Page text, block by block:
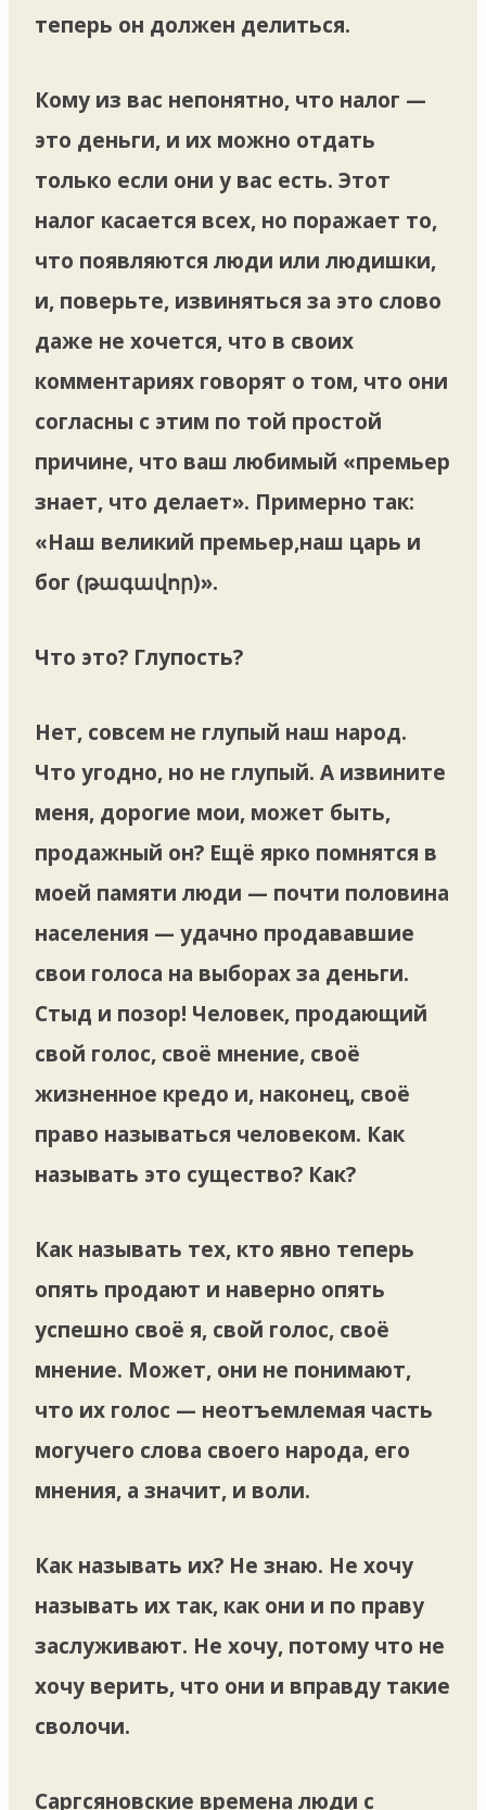
теперь он должен делиться.
Кому из вас непонятно, что налог —
это деньги, и их можно отдать
только если они у вас есть. Этот
налог касается всех, но поражает то,
что появляются люди или людишки,
и, поверьте, извиняться за это слово
даже не хочется, что в своих
комментариях говорят о том, что они
согласны с этим по той простой
причине, что ваш любимый «премьер
знает, что делает». Примерно так:
«Наш великий премьер,наш царь и
бог (թագավոր)».
Что это? Глупость?
Нет, совсем не глупый наш народ.
Что угодно, но не глупый. А извините
меня, дорогие мои, может быть,
продажный он? Ещё ярко помнятся в
моей памяти люди — почти половина
населения — удачно продававшие
свои голоса на выборах за деньги.
Стыд и позор! Человек, продающий
свой голос, своё мнение, своё
жизненное кредо и, наконец, своё
право называться человеком. Как
называть это существо? Как?
Как называть тех, кто явно теперь
опять продают и наверно опять
успешно своё я, свой голос, своё
мнение. Может, они не понимают,
что их голос — неотъемлемая часть
могучего слова своего народа, его
мнения, а значит, и воли.
Как называть их? Не знаю. Не хочу
называть их так, как они и по праву
заслуживают. Не хочу, потому что не
хочу верить, что они и вправду такие
сволочи.
Саргсяновские времена люди с